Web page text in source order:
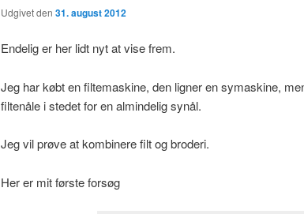
Udgivet den 31. august 2012
Endelig er her lidt nyt at vise frem.
Jeg har købt en filtemaskine, den ligner en symaskine,
filtenåle i stedet for en almindelig synål.
Jeg vil prøve at kombinere filt og broderi.
Her er mit første forsøg